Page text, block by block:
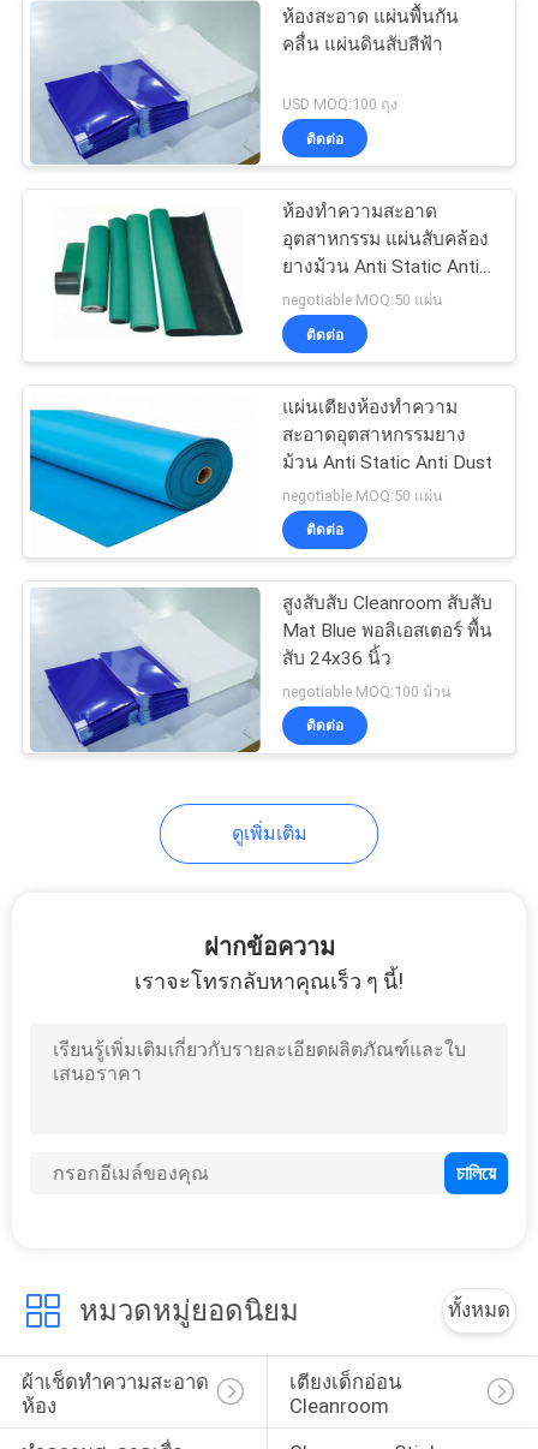
เสื้อผ้าป้องกันไฟฟ้า
สถิตย์
ผ้าป้องกันไฟฟ้าสถิตย์
กระดาษ Cleanroom
สำลีเช็ดทำความ
สะอาด
15
ห้องสะอาด แผ่นพื้นกัน
คลื่น แผ่นดินสับสีฟ้า
USD MOQ:100 ถุง
ติดต่อ
ห้องทําความสะอาด
อุตสาหกรรม แผ่นสับคล้อง
ยางม้วน Anti Static Anti
Fatigue Anti Dust
negotiable MOQ:50 แผ่น
ติดต่อ
แผ่นเตียงห้องทําความ
สะอาดอุตสาหกรรมยาง
ม้วน Anti Static Anti Dust
negotiable MOQ:50 แผ่น
ติดต่อ
สูงสับสับ Cleanroom สับสับ
Mat Blue พอลิเอสเตอร์ พื้น
สับ 24x36 นิ้ว
negotiable MOQ:100 ม้วน
ติดต่อ
ดูเพิ่มเติม
ฝากข้อความ
เราจะโทรกลับหาคุณเร็ว ๆ นี้!
หมวดหมู่ยอดนิยม ทั้งหมด
ผ้าเช็ดทำความสะอาด
ห้อง
เตียงเด็กอ่อน
Cleanroom